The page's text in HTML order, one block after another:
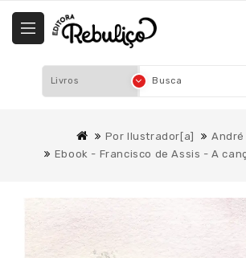
Por Ilustrador[a]
Ebook - Francisco de Assis - A